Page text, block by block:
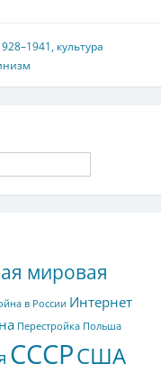
, культура
мировая
в России Интернет
Перестройка Польша
СССРСША